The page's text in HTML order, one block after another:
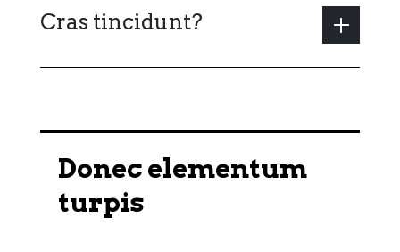
Cras tincidunt?
Donec elementum
turpis